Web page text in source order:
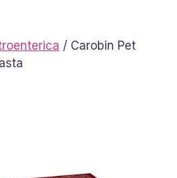
/ Carobin Pet